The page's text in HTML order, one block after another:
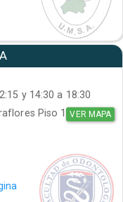
y 14:30 a 18:30
Piso 1 VER MAPA